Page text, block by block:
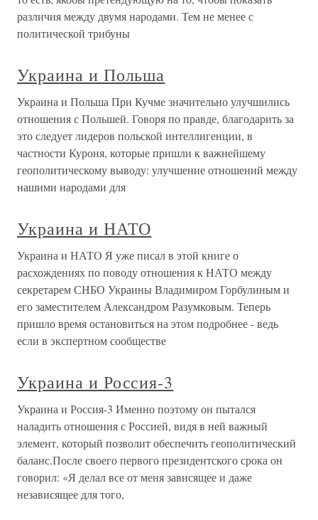
различия между двумя народами. Тем не менее с
политической трибуны
Украина и Польша
Украина и Польша При Кучме значительно улучшились
отношения с Польшей. Говоря по правде, благодарить за
это следует лидеров польской интеллигенции, в
частности Куроня, которые пришли к важнейшему
геополитическому выводу: улучшение отношений между
нашими народами для
Украина и НАТО
Украина и НАТО Я уже писал в этой книге о
расхождениях по поводу отношения к НАТО между
секретарем СНБО Украины Владимиром Горбулиным и
его заместителем Александром Разумковым. Теперь
пришло время остановиться на этом подробнее - ведь
если в экспертном сообществе
Украина и Россия-3
Украина и Россия-3 Именно поэтому он пытался
наладить отношения с Россией, видя в ней важный
элемент, который позволит обеспечить геополитический
баланс.После своего первого президентского срока он
говорил: «Я делал все от меня зависящее и даже
независящее для того,